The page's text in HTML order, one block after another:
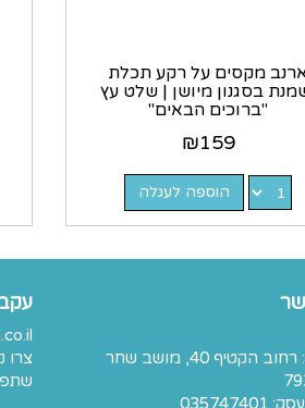
מקסים על רקע תכלת
בסגנון מיושן | שלט עץ
"ברוכים הבאים"
₪159
הוספה לעגלה
כתובת: רחוב הקטיף 40, מושב שחר
צרו